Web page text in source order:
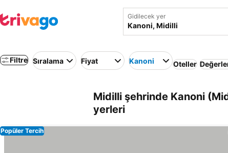
Gidilecek yer
Filtre Sıralama Fiyat Kanoni Oteller
Midilli şehrinde Kanoni
yerleri
Popüler Tercih